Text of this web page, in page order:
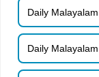
Daily
Daily